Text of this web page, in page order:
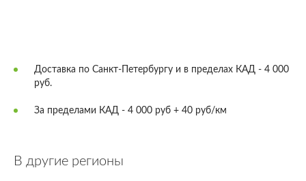
Доставка по Санкт-Петербургу и в пределах КАД - 4 000
руб.
За пределами КАД - 4 000 руб + 40 руб/км
В другие регионы